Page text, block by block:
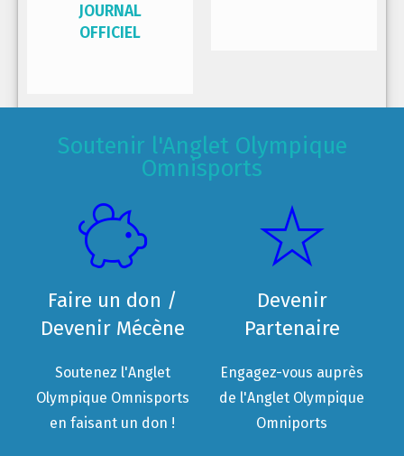
JOURNAL
OFFICIEL
Soutenir l'Anglet Olympique
Omnisports
Faire un don /
Devenir Mécène
Soutenez l'Anglet
Olympique Omnisports
en faisant un don !
Devenir
Partenaire
Engagez-vous auprès
de l'Anglet Olympique
Omniports